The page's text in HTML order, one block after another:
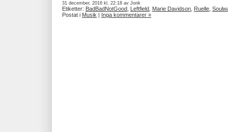
31 december, 2016 kl. 22:18 av Jonk
Etiketter: BadBadNotGood Leftfield Marie Davidson Ruelle
Postat i Musik | Inga kommentarer »